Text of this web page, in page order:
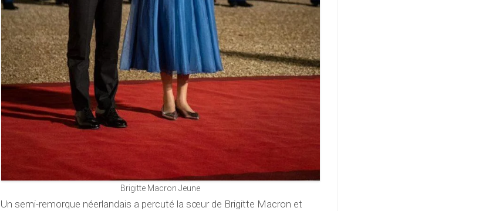
Brigitte Macron Jeune
Un semi-remorque néerlandais a percuté la sœur de Brigitte Macron et